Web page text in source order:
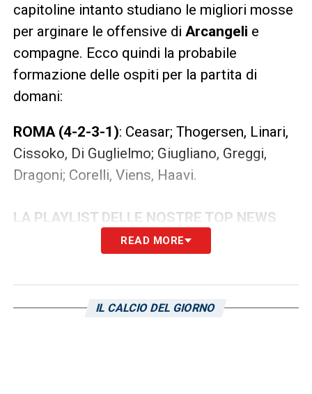
capitoline intanto studiano le migliori mosse
per arginare le offensive di Arcangeli e
compagne. Ecco quindi la probabile
formazione delle ospiti per la partita di
domani:
ROMA (4-2-3-1): Ceasar; Thogersen, Linari,
Cissoko, Di Guglielmo; Giugliano, Greggi,
Dragoni; Corelli, Viens, Haavi.
LA PLAYLIST DELLE NOSTRE TOP NEWS
READ MORE
IL CALCIO DEL GIORNO